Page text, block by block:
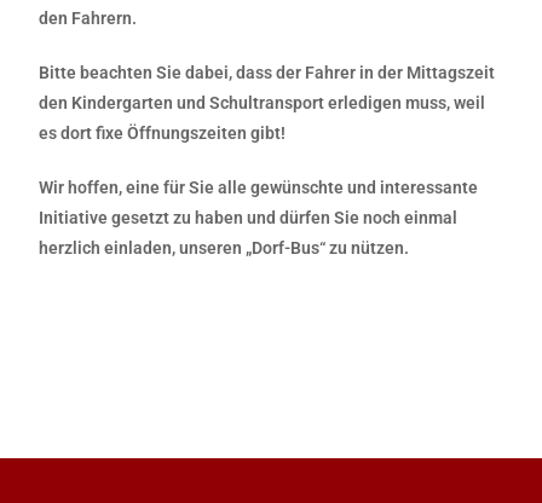
den Fahrern.
Bitte beachten Sie dabei, dass der Fahrer in der Mittagszeit
den Kindergarten und Schultransport erledigen muss, weil
es dort fixe Öffnungszeiten gibt!
Wir hoffen, eine für Sie alle gewünschte und interessante
Initiative gesetzt zu haben und dürfen Sie noch einmal
herzlich einladen, unseren „Dorf-Bus“ zu nützen.